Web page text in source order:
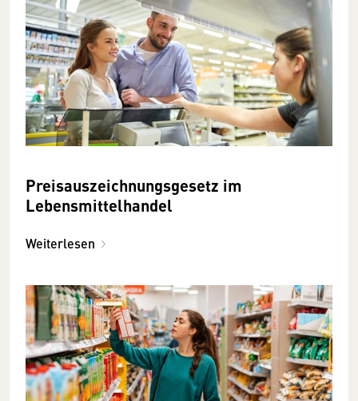
Preisauszeichnungsgesetz im
Lebensmittelhandel
Weiterlesen